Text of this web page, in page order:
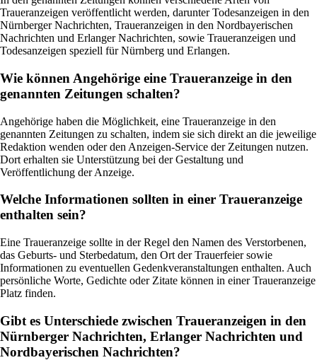
Traueranzeigen veröffentlicht werden, darunter Todesanzeigen in den
Nürnberger Nachrichten, Traueranzeigen in den Nordbayerischen
Nachrichten und Erlanger Nachrichten, sowie Traueranzeigen und
Todesanzeigen speziell für Nürnberg und Erlangen.
Wie können Angehörige eine Traueranzeige in den
genannten Zeitungen schalten?
Angehörige haben die Möglichkeit, eine Traueranzeige in den
genannten Zeitungen zu schalten, indem sie sich direkt an die jeweilige
Redaktion wenden oder den Anzeigen-Service der Zeitungen nutzen.
Dort erhalten sie Unterstützung bei der Gestaltung und
Veröffentlichung der Anzeige.
Welche Informationen sollten in einer Traueranzeige
enthalten sein?
Eine Traueranzeige sollte in der Regel den Namen des Verstorbenen,
das Geburts- und Sterbedatum, den Ort der Trauerfeier sowie
Informationen zu eventuellen Gedenkveranstaltungen enthalten. Auch
persönliche Worte, Gedichte oder Zitate können in einer Traueranzeige
Platz finden.
Gibt es Unterschiede zwischen Traueranzeigen in den
Nürnberger Nachrichten, Erlanger Nachrichten und
Nordbayerischen Nachrichten?